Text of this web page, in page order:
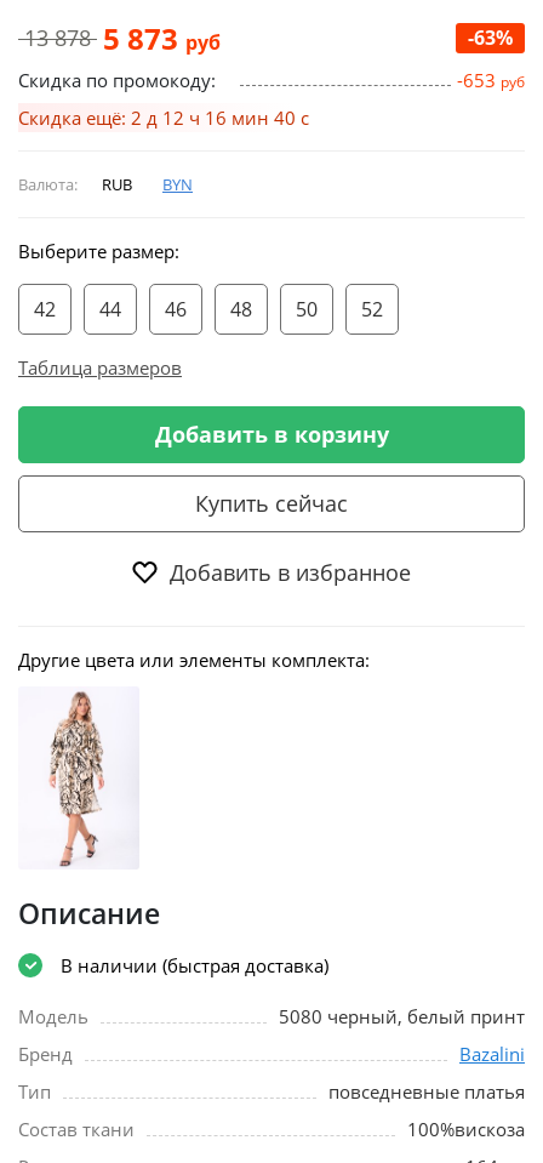
13 878 5 873 руб -63%
Скидка по промокоду: -653 руб
Скидка ещё: 2 д 12 ч 16 мин 40 с
Валюта: RUB BYN
Выберите размер:
42 44 46 48 50 52
Таблица размеров
Добавить в корзину
Купить сейчас
Добавить в избранное
Другие цвета или элементы комплекта:
Описание
В наличии (быстрая доставка)
Модель
5080 черный, белый принт
Бренд
Bazalini
Тип
повседневные платья
Состав ткани
100%вискоза